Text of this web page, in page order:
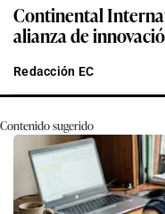
Continental
alianza de
Redacción EC
Contenido sugerido